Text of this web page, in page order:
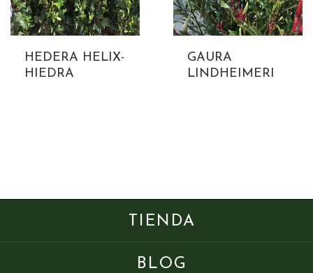
HEDERA HELIX-
HIEDRA
GAURA
LINDHEIMERI
TIENDA
BLOG